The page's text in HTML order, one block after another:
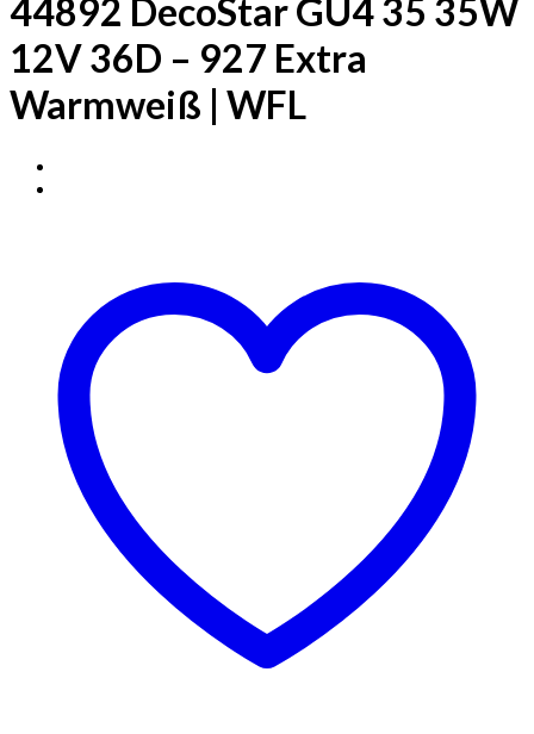
44892 DecoStar GU4 35 35W
12V 36D – 927 Extra
Warmweiß | WFL